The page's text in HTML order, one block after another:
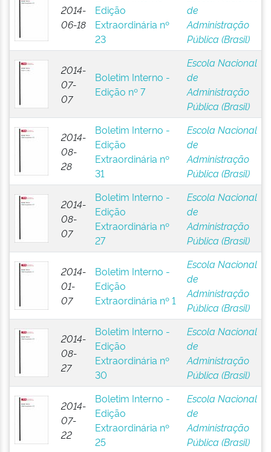
2014-
06-18
Edição
Extraordinária nº
23
de
Administração
Pública (Brasil)
2014-
07-
07
Boletim Interno -
Edição nº 7
Escola Nacional
de
Administração
Pública (Brasil)
2014-
08-
28
Boletim Interno -
Edição
Extraordinária nº
31
Escola Nacional
de
Administração
Pública (Brasil)
2014-
08-
07
Boletim Interno -
Edição
Extraordinária nº
27
Escola Nacional
de
Administração
Pública (Brasil)
2014-
01-
07
Boletim Interno -
Edição
Extraordinária nº 1
Escola Nacional
de
Administração
Pública (Brasil)
2014-
08-
27
Boletim Interno -
Edição
Extraordinária nº
30
Escola Nacional
de
Administração
Pública (Brasil)
2014-
07-
22
Boletim Interno -
Edição
Extraordinária nº
25
Escola Nacional
de
Administração
Pública (Brasil)